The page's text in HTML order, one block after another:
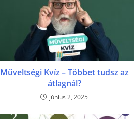
Műveltségi Kvíz – Többet tudsz az
átlagnál?
június 2, 2025